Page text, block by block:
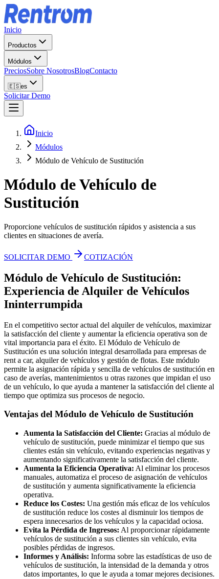
Inicio
Productos
Módulos
PreciosSobre NosotrosBlogContacto
🇪🇸es
Solicitar Demo
Inicio
Módulos
Módulo de Vehículo de Sustitución
Módulo de Vehículo de
Sustitución
Proporcione vehículos de sustitución rápidos y asistencia a sus
clientes en situaciones de avería.
SOLICITAR DEMO COTIZACIÓN
Módulo de Vehículo de Sustitución:
Experiencia de Alquiler de Vehículos
Ininterrumpida
En el competitivo sector actual del alquiler de vehículos, maximizar
la satisfacción del cliente y aumentar la eficiencia operativa son de
vital importancia para el éxito. El Módulo de Vehículo de
Sustitución es una solución integral desarrollada para empresas de
rent a car, alquiler de vehículos y gestión de flotas. Este módulo
permite la asignación rápida y sencilla de vehículos de sustitución en
caso de averías, mantenimientos u otras razones que impidan el uso
de un vehículo, lo que ayuda a mantener la satisfacción del cliente al
tiempo que optimiza sus procesos de negocio.
Ventajas del Módulo de Vehículo de Sustitución
Aumenta la Satisfacción del Cliente: Gracias al módulo de
vehículo de sustitución, puede minimizar el tiempo que sus
clientes están sin vehículo, evitando experiencias negativas y
aumentando significativamente la satisfacción del cliente.
Aumenta la Eficiencia Operativa: Al eliminar los procesos
manuales, automatiza el proceso de asignación de vehículos
de sustitución y aumenta significativamente la eficiencia
operativa.
Reduce los Costes: Una gestión más eficaz de los vehículos
de sustitución reduce los costes al disminuir los tiempos de
espera innecesarios de los vehículos y la capacidad ociosa.
Evita la Pérdida de Ingresos: Al proporcionar rápidamente
vehículos de sustitución a sus clientes sin vehículo, evita
posibles pérdidas de ingresos.
Informes y Análisis: Informa sobre las estadísticas de uso de
vehículos de sustitución, la intensidad de la demanda y otros
datos importantes, lo que le ayuda a tomar mejores decisiones.